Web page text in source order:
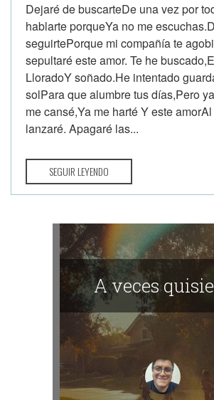
Dejaré de buscarteDe una vez por
hablarte porqueYa no me
seguirtePorque mi compañía te
sepultaré este amor. Te he
LloradoY soñado.He intentado
solPara que alumbre tus días,Pero
me cansé,Ya me harté Y este
lanzaré. Apagaré las...
SEGUIR LEYENDO
A veces